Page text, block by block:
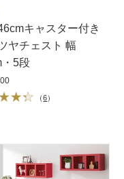
キャスター付き
ヤチェスト 幅
5段
（6）